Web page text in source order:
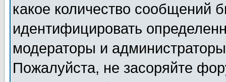
какое количество сообщений
идентифицировать
модераторы и
Пожалуйста, не засоряйте